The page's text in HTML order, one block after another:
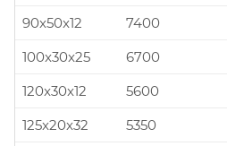
90x50x12
7400
100x30x25
6700
120x30x12
5600
125x20x32
5350